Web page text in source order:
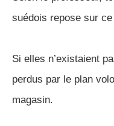
suédois repose sur
Si elles n’existaient
perdus par le plan
magasin.